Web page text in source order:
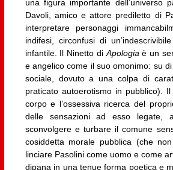
una figura importante dell’universo
Davoli, amico e attore prediletto di
interpretare personaggi
indifesi, circonfusi di
infantile. Il Ninetto di Apologia è un
e angelico come il suo omonimo: su
sociale, dovuto a una colpa di
praticato autoerotismo in pubblico).
corpo e l’ossessiva ricerca del
delle sensazioni ad esso legate,
sconvolgere e turbare il comune
cosiddetta morale pubblica (che
linciare Pasolini come uomo e come
dipana in una tenue forma poetica e